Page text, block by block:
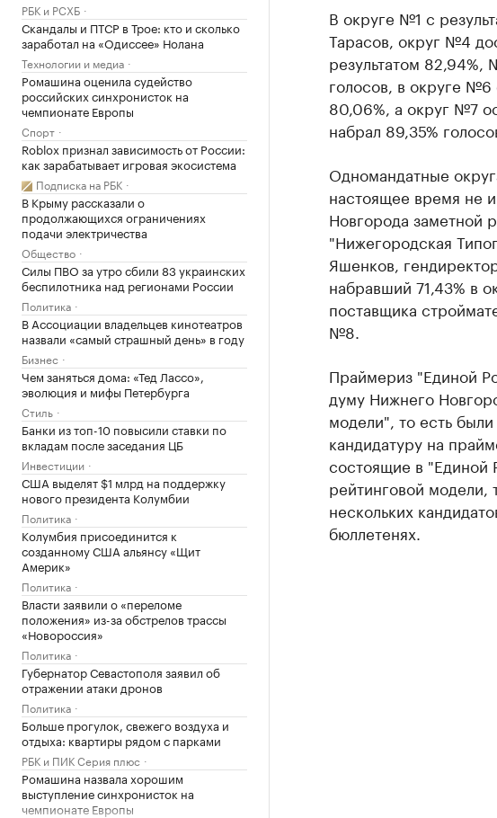
РБК и РСХБ
Скандалы и ПТСР в Трое: кто и сколько
заработал на «Одиссее» Нолана
Технологии и медиа
Ромашина оценила судейство
российских синхронисток на
чемпионате Европы
Спорт
Roblox признал зависимость от России:
как зарабатывает игровая экосистема
Подписка на РБК
В Крыму рассказали о
продолжающихся ограничениях
подачи электричества
Общество
Силы ПВО за утро сбили 83 украинских
беспилотника над регионами России
Политика
В Ассоциации владельцев кинотеатров
назвали «самый страшный день» в году
Бизнес
Чем заняться дома: «Тед Лассо»,
эволюция и мифы Петербурга
Стиль
Банки из топ-10 повысили ставки по
вкладам после заседания ЦБ
Инвестиции
США выделят $1 млрд на поддержку
нового президента Колумбии
Политика
Колумбия присоединится к
созданному США альянсу «Щит
Америк»
Политика
Власти заявили о «переломе
положения» из-за обстрелов трассы
«Новороссия»
Политика
Губернатор Севастополя заявил об
отражении атаки дронов
Политика
Больше прогулок, свежего воздуха и
отдыха: квартиры рядом с парками
РБК и ПИК Серия плюс
Ромашина назвала хорошим
выступление синхронисток на
чемпионате Европы
В округе №1 с
Тарасов, округ №4
результатом
голосов, в округе
80,06%, а округ №7
набрал 89,35%
Одномандатные
настоящее время не
Новгорода заметной
"Нижегородская
Яшенков,
набравший 71,43% в
поставщика
№8.
Праймериз "Единой
думу Нижнего
модели", то есть
кандидатуру на
состоящие в "Единой
рейтинговой модели,
нескольких
бюллетенях.